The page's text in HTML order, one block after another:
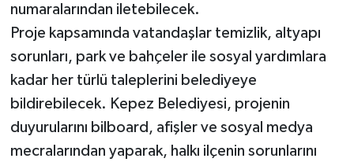
numaralarından iletebilecek.
Proje kapsamında vatandaşlar temizlik, altyapı
sorunları, park ve bahçeler ile sosyal yardımlara
kadar her türlü taleplerini belediyeye
bildirebilecek. Kepez Belediyesi, projenin
duyurularını bilboard, afişler ve sosyal medya
mecralarından yaparak, halkı ilçenin sorunlarını